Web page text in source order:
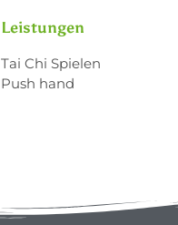
Leistungen
Tai Chi Spielen
Push hand